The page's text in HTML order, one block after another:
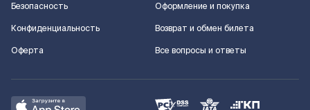
Безопасность
Конфиденциальность
Оферта
Оформление и покупка
Возврат и обмен билета
Все вопросы и ответы